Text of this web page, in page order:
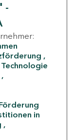
-
in